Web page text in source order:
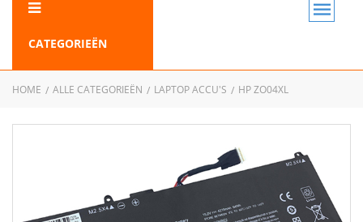
CATEGORIEËN
HOME ALLE CATEGORIEËN LAPTOP ACCU'S HP ZO04XL